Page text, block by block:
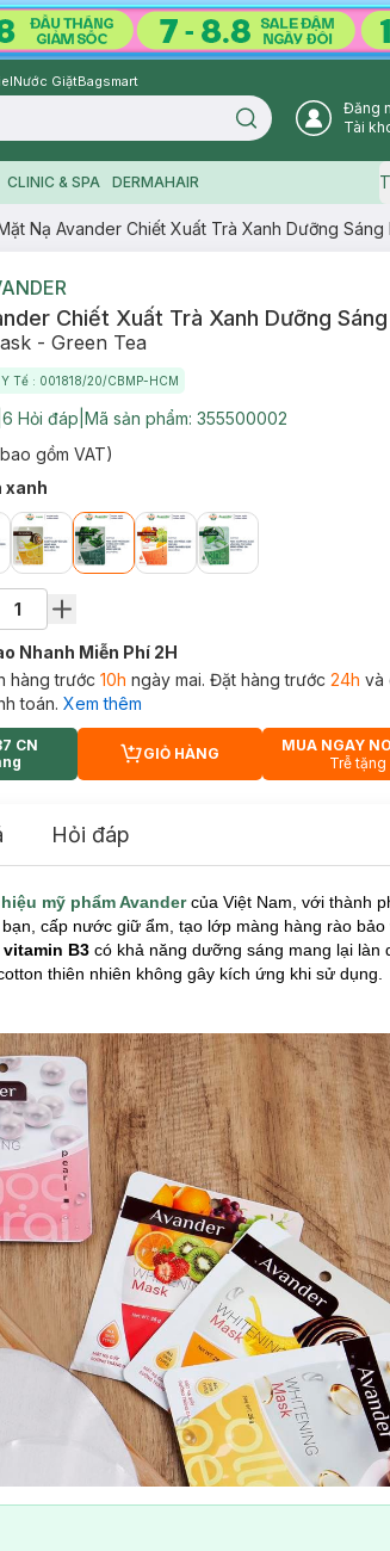
Nước GiặtBagsmart
Search icon
Đăng
Tài
CLINIC & SPA DERMAHAIR
Nạ Avander Chiết Xuất Trà Xanh Dưỡng Sáng
Chiết Xuất Trà Xanh Dưỡng
- Green Tea
Tế : 001818/20/CBMP-HCM
6 Hỏi đáp Mã sản phẩm: 355500002
gồm VAT)
xanh
Nhanh Miễn Phí 2H
hàng trước 10h ngày mai. Đặt hàng trước 24h và
toán. Xem thêm
CN
CART PLUS ICON
GIỎ HÀNG
MUA NGAY
Trễ tặng
Hỏi đáp
mỹ phẩm Avandercủa Việt Nam, với thành
cấp nước giữ ẩm, tạo lớp màng hàng rào bảo
vitamin B3 có khả năng dưỡng sáng mang lại làn
thiên nhiên không gây kích ứng khi sử dụng.